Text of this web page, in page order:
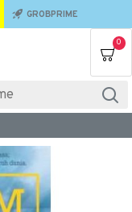
GROBPRIME
0